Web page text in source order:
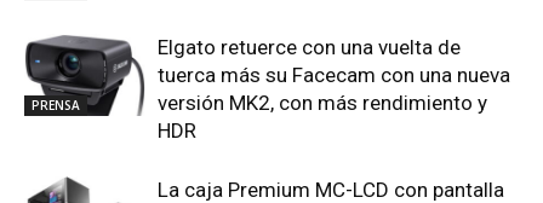
PRENSA
Elgato retuerce con una vuelta de
tuerca más su Facecam con una nueva
versión MK2, con más rendimiento y
HDR
La caja Premium MC-LCD con pantalla